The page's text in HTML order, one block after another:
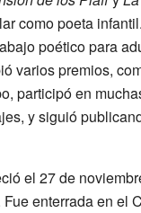
como poeta
poético para
varios premios,
participó en
y siguió
el 27 de
enterrada en el